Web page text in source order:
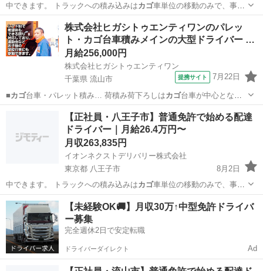
中できます。 トラックへの積み込みはカゴ車単位の移動のみで、事務
作業は他のメン…
東京 物流 未経験
株式会社ヒガシトゥエンティワンのパレッ
ト・カゴ台車積みメインの大型ドライバー …
月給256,000円
株式会社ヒガシトゥエンティワン
千葉県 流山市
提携サイト 7月22日
■カゴ 台車・パレット積み… 荷積み荷下ろしはカゴ台車が中心とな
り、…
ドライバー
【正社員・八王子市】普通免許で始める配達
ドライバー｜月給26.4万円〜
月収263,835円
イオンネクストデリバリー株式会社
東京都 八王子市
8月2日
中できます。 トラックへの積み込みはカゴ車単位の移動のみで、事務
作業は他のメン…
東京 八王子市 物流 未経験
【未経験OK🚚】月収30万↑中型免許ドライバ
ー募集
完全週休2日で安定転職
ドライバーダイレクト Ad